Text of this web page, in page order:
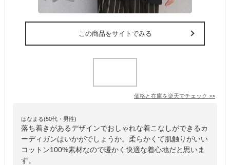
この商品をサイトでみる
価格と在庫を楽天でチェック >>
はなまる(50代・男性)
落ち着きがあるデザインでおしゃれな着こなしができるカ
ーディガンはいかがでしょうか。柔らかくて肌触りがいい
コットン100%素材なので暖かく快適な着心地だと思いま
す。